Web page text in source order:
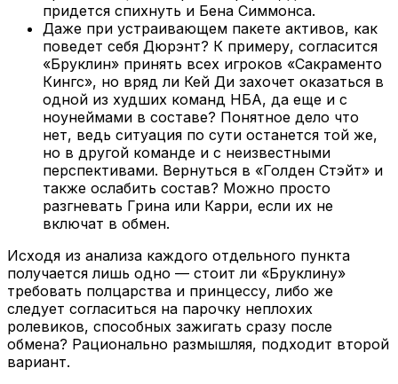
придется спихнуть и Бена Симмонса.
Даже при устраивающем пакете активов, как
поведет себя Дюрэнт? К примеру, согласится
«Бруклин» принять всех игроков «Сакраменто
Кингс», но вряд ли Кей Ди захочет оказаться в
одной из худших команд НБА, да еще и с
ноунеймами в составе? Понятное дело что
нет, ведь ситуация по сути останется той же,
но в другой команде и с неизвестными
перспективами. Вернуться в «Голден Стэйт» и
также ослабить состав? Можно просто
разгневать Грина или Карри, если их не
включат в обмен.
Исходя из анализа каждого отдельного пункта
получается лишь одно — стоит ли «Бруклину»
требовать полцарства и принцессу, либо же
следует согласиться на парочку неплохих
ролевиков, способных зажигать сразу после
обмена? Рационально размышляя, подходит второй
вариант.